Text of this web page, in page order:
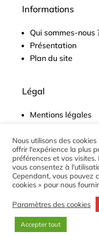
Informations
Qui sommes-nous
Présentation
Plan du site
Légal
Mentions légales
CGV
Accessibilité
© Ecoute
Nous utilisons des
offrir l'expérience la plus
préférences et vos
vous consentez à
Cependant, vous pouvez
cookies » pour nous
Paramètres des cookies
Accepter tout